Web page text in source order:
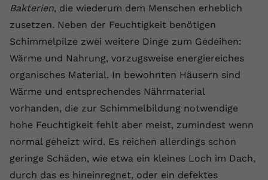
Bakterien, die wiederum dem Menschen erheblich
zusetzen. Neben der Feuchtigkeit benötigen
Schimmelpilze zwei weitere Dinge zum Gedeihen:
Wärme und Nahrung, vorzugsweise energiereiches
organisches Material. In bewohnten Häusern sind
Wärme und entsprechendes Nährmaterial
vorhanden, die zur Schimmelbildung notwendige
hohe Feuchtigkeit fehlt aber meist, zumindest wenn
normal geheizt wird. Es reichen allerdings schon
geringe Schäden, wie etwa ein kleines Loch im Dach,
durch das es hineinregnet, oder ein defektes
registriert anonyme statistische Daten.
Name yt-remote-device-id
Anbieter Youtube.com
Laufzeit Session
Zweck
YouTube setzt diesen Cookie, um die
speichern, der eingebettete YouTube-
Videos verwendet.